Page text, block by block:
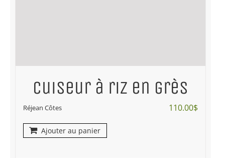
Cuiseur à riz en grès
Réjean Côtes 110.00$
Ajouter au panier